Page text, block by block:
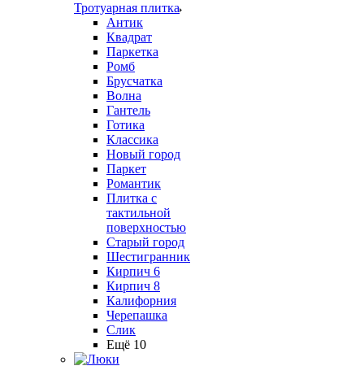
Тротуарная плитка
Антик
Квадрат
Паркетка
Ромб
Брусчатка
Волна
Гантель
Готика
Классика
Новый город
Паркет
Романтик
Плитка с
тактильной
поверхностью
Старый город
Шестигранник
Кирпич 6
Кирпич 8
Калифорния
Черепашка
Слик
Ещё 10